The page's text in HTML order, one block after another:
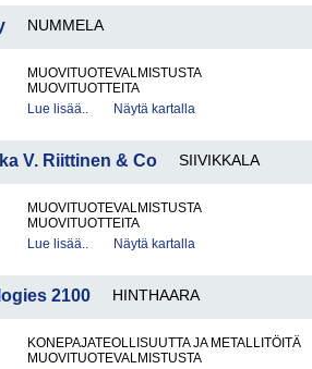
NUMMELA
MUOVITUOTEVALMISTUSTA
MUOVITUOTTEITA
Lue lisää..
Näytä kartalla
V. Riittinen & Co SIIVIKKALA
MUOVITUOTEVALMISTUSTA
MUOVITUOTTEITA
Lue lisää..
Näytä kartalla
2100 HINTHAARA
KONEPAJATEOLLISUUTTA JA METALLITÖITÄ
MUOVITUOTEVALMISTUSTA